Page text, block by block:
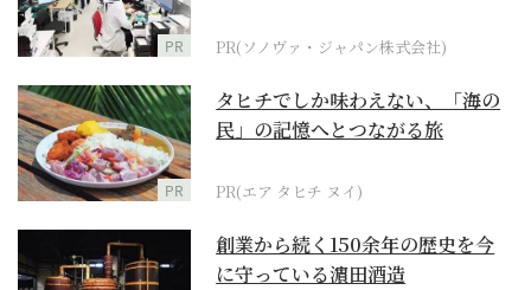
PR PR(ソノヴァ・ジャパン株式会社)
PR
タヒチでしか味わえない、「海の
民」の記憶へとつながる旅
PR(エア タヒチ ヌイ)
創業から続く150余年の歴史を今
に守っている濵田酒造